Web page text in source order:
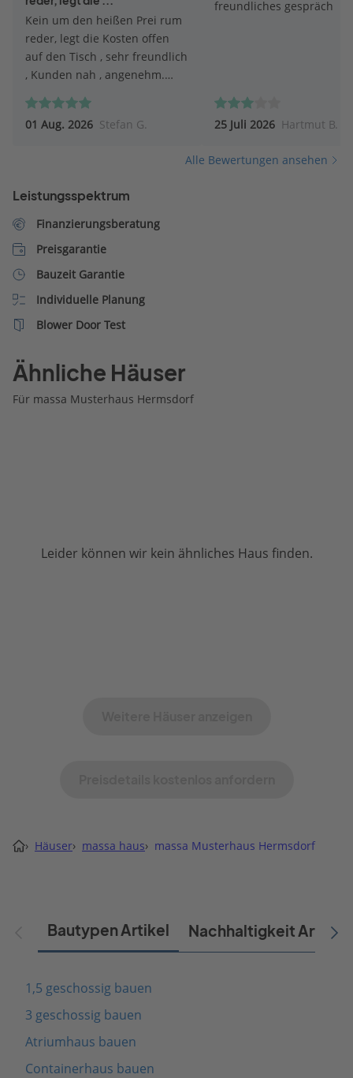
Kein um den heißen Prei rum
reder, legt die Kosten offen
auf den Tisch , sehr freundlich
, Kunden nah , angenehm.
01 Aug. 2026 Stefan G.
freundliches gespräch
25 Juli 2026 Hartmut B.
Alle Bewertungen ansehen
Leistungsspektrum
Finanzierungsberatung
Preisgarantie
Bauzeit Garantie
Individuelle Planung
Blower Door Test
Ähnliche Häuser
Für massa Musterhaus Hermsdorf
Leider können wir kein ähnliches Haus finden.
› Häuser› massa haus› massa Musterhaus Hermsdorf
Bautypen Artikel Nachhaltigkeit Artikel
1,5 geschossig bauen
3 geschossig bauen
Atriumhaus bauen
Containerhaus bauen